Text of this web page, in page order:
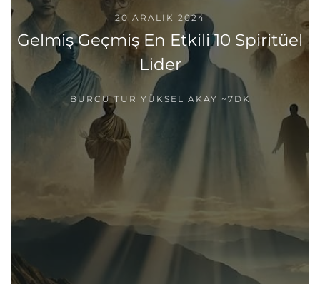
20 ARALIK 2024
Gelmiş Geçmiş En Etkili 10 Spiritüel
Lider
BURCU TUR YÜKSEL AKAY ~7DK